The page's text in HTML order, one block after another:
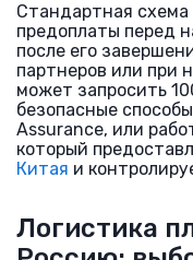
Стандартная схема
предоплаты перед
после его
партнеров или при
может запросить
безопасные
Assurance, или
который
Китая и
Логистика